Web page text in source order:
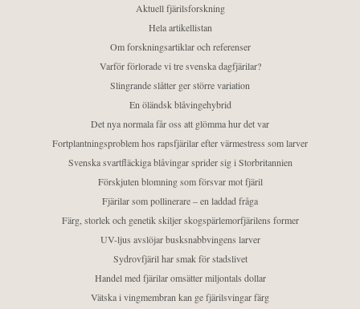
Aktuell fjärilsforskning
Hela artikellistan
Om forskningsartiklar och referenser
Varför förlorade vi tre svenska dagfjärilar?
Slingrande slåtter ger större variation
En öländsk blåvingehybrid
Det nya normala får oss att glömma hur det var
Fortplantningsproblem hos rapsfjärilar efter värmestress som larver
Svenska svartfläckiga blåvingar sprider sig i Storbritannien
Förskjuten blomning som försvar mot fjäril
Fjärilar som pollinerare – en laddad fråga
Färg, storlek och genetik skiljer skogspärlemorfjärilens former
UV-ljus avslöjar busksnabbvingens larver
Sydrovfjäril har smak för stadslivet
Handel med fjärilar omsätter miljontals dollar
Vätska i vingmembran kan ge fjärilsvingar färg